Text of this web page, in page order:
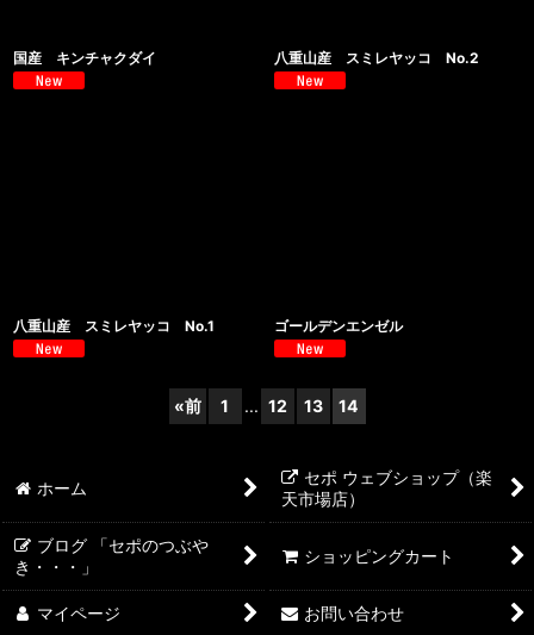
国産 キンチャクダイ 八重山産 スミレヤッコ No.2
八重山産 スミレヤッコ No.1 ゴールデンエンゼル
«前 1 ... 12 13 14
ホーム
セポ ウェブショップ（楽
天市場店）
ブログ 「セポのつぶや
き・・・」
ショッピングカート
マイページ お問い合わせ